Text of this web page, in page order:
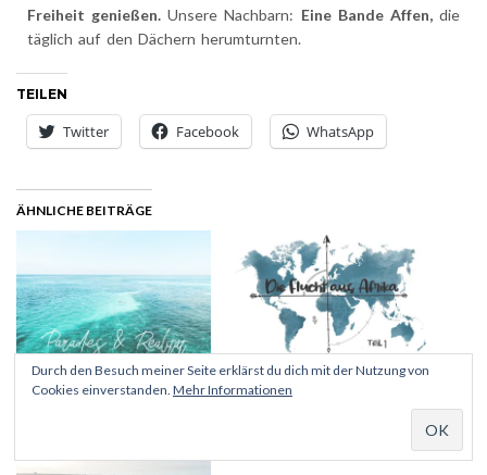
Tag, an dem es Wind gab, wollten wir
Kitesurfunterrichtnehmen. Den Rest des Tages auf unserer
Terrasse arbeiten und dieses großartigesGefühl der
Twitter Facebook WhatsApp
ÄHNLICHE BEITRÄGE
Durch den Besuch meiner Seite erklärst du dich mit der Nutzung von
Cookies einverstanden. Mehr Informationen